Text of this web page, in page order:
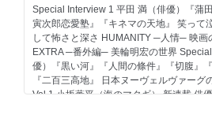
ほろ酔い編集・田村巴のちょっと一杯やら
時空旅人別冊 ベストシリーズ「昭和レト
Focus on Tradition
インフォメーション
男の隠れ家通信 メルマガ配信開始！
読者プレゼント／アンケートのお願い
隠れ家通信／編集部だより
Special Interview 1 平田 満（俳優）『蒲
寅次郎恋愛塾』『キネマの天地』 笑って
して怖さと深さ HUMANITY ─人情─ 映画
EXTRA ─番外編─ 美輪明宏の世界
優）『黒い河』『人間の條件』『切腹』
『二百三高地』 日本ヌーヴェルヴァーグ
Vol.1 小坂薫平（海のマタギ） 新連載 俳